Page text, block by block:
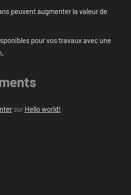
peuvent augmenter la valeur de
pour vos travaux avec une
sur Hello world!